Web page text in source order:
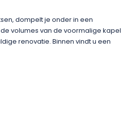
dompelt je onder in een
volumes van de voormalige kapel
renovatie. Binnen vindt u een
ingerichte keuken, een
een terras op de begane grond
over het omliggende platteland.